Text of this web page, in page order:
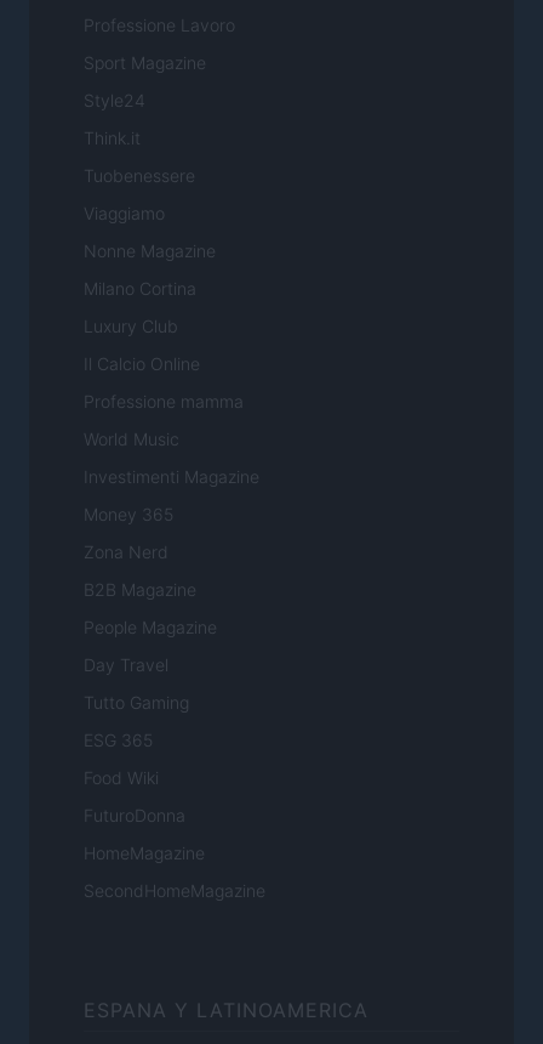
Professione Lavoro
Sport Magazine
Style24
Think.it
Tuobenessere
Viaggiamo
Nonne Magazine
Milano Cortina
Luxury Club
Il Calcio Online
Professione mamma
World Music
Investimenti Magazine
Money 365
Zona Nerd
B2B Magazine
People Magazine
Day Travel
Tutto Gaming
ESG 365
Food Wiki
FuturoDonna
HomeMagazine
SecondHomeMagazine
ESPANA Y LATINOAMERICA